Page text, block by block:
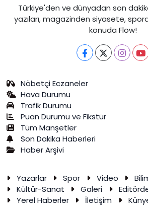
Türkiye'den ve dünyadan son
yazıları, magazinden siyasete,
konuda Flow!
Nöbetçi Eczaneler
Hava Durumu
Trafik Durumu
Puan Durumu ve Fikstür
Tüm Manşetler
Son Dakika Haberleri
Haber Arşivi
Yazarlar Spor Video
Kültür-Sanat
Galeri
Yerel Haberler
İletişim